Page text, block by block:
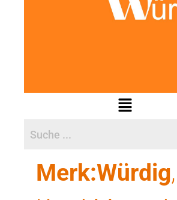
Merk:Würdig